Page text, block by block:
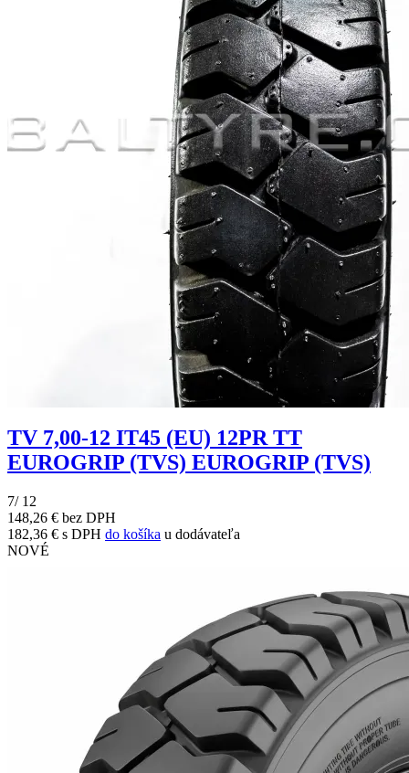
TV 7,00-12 IT45 (EU) 12PR TT
EUROGRIP (TVS) EUROGRIP (TVS)
7/ 12
148,26 € bez DPH
182,36 € s DPH do košíka u dodávateľa
NOVÉ